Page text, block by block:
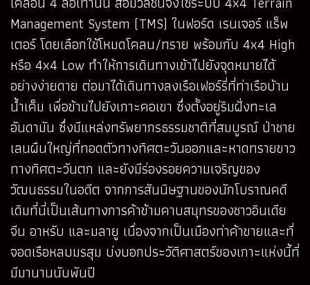
Management System (TMS) ในฟอร์ด เรนเจอร์ แร็พ
เตอร์ โดยเลือกใช้โหมดโคลน/ทราย พร้อมกับ 4x4 High
หรือ 4x4 Low ทำให้การเดินทางเข้าไปยังจุดหมายได้
อย่างง่ายดาย ต่อมาได้เดินทางลงเรือเฟอร์รี่ที่ท่าเรือบ้าน
น้ำเค็ม เพื่อข้ามไปยังเกาะคอเขา ซึ่งตั้งอยู่ริมฝั่งทะเล
อันดามัน ซึ่งมีแหล่งทรัพยากรธรรมชาติที่สมบูรณ์ ป่าชาย
เลนผืนใหญ่ที่ทอดตัวทางทิศตะวันออกและหาดทรายขาว
ทางทิศตะวันตก และยังมีร่องรอยความเจริญของ
วัฒนธรรมในอดีต จากการสันนิษฐานของนักโบราณคดี
เดิมที่นี่เป็นเส้นทางการค้าข้ามคาบสมุทรของชาวอินเดีย
จีน อาหรับ และมลายู เนื่องจากเป็นเมืองท่าค้าขายและที่
จอดเรือหลบมรสุม บ่งบอกประวัติศาสตร์ของเกาะแห่งนี้ที่
มีมานานนับพันปี